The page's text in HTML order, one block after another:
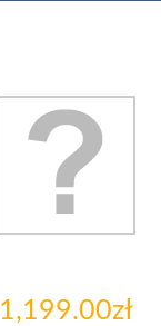
1,199.00zł